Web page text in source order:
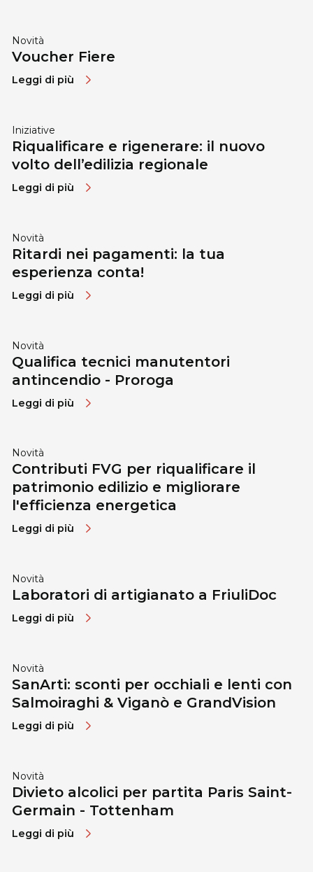
Novità
Voucher Fiere
Leggi di più
Iniziative
Riqualificare e rigenerare: il nuovo
volto dell’edilizia regionale
Leggi di più
Novità
Ritardi nei pagamenti: la tua
esperienza conta!
Leggi di più
Novità
Qualifica tecnici manutentori
antincendio - Proroga
Leggi di più
Novità
Contributi FVG per riqualificare il
patrimonio edilizio e migliorare
l'efficienza energetica
Leggi di più
Novità
Laboratori di artigianato a FriuliDoc
Leggi di più
Novità
SanArti: sconti per occhiali e lenti con
Salmoiraghi & Viganò e GrandVision
Leggi di più
Novità
Divieto alcolici per partita Paris Saint-
Germain - Tottenham
Leggi di più